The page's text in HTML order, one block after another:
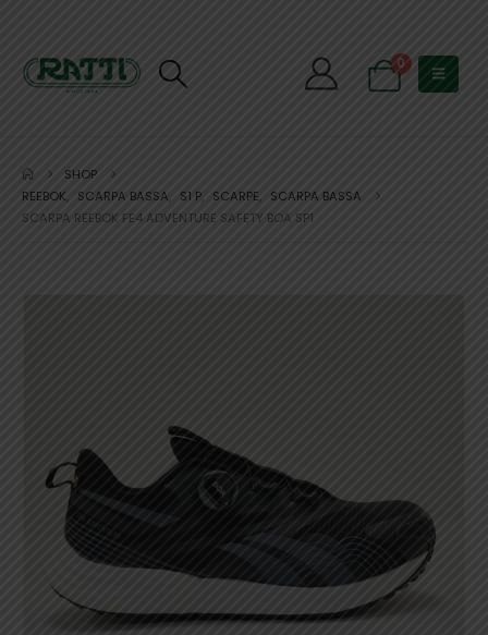
0
SHOP
REEBOK, SCARPA BASSA S1 P SCARPE, SCARPA BASSA
SCARPA REEBOK FE4 ADVENTURE SAFETY BOA SP1